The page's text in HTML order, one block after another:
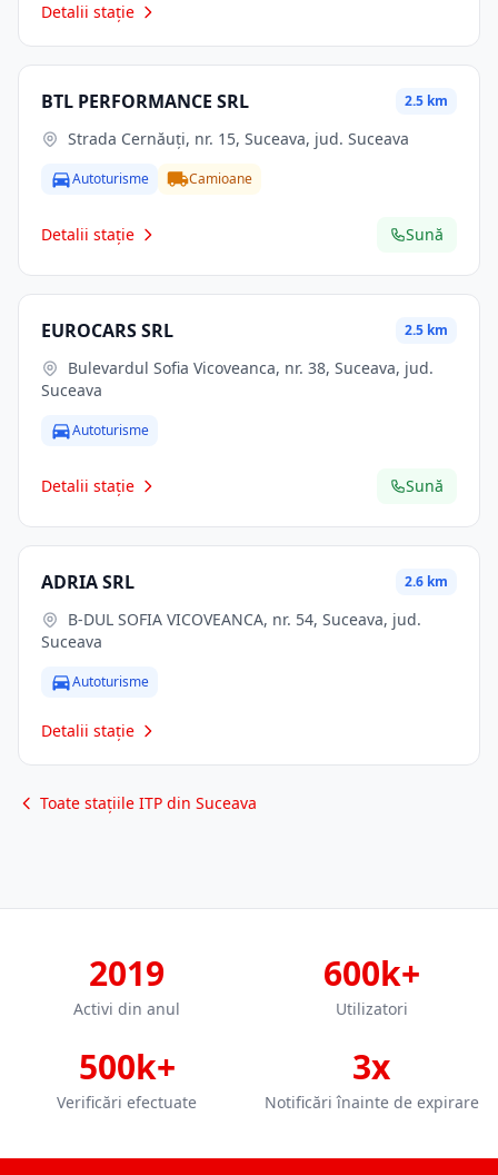
Detalii stație
BTL PERFORMANCE SRL 2.5 km
Strada Cernăuți, nr. 15, Suceava, jud. Suceava
Autoturisme Camioane
Detalii stație Sună
EUROCARS SRL 2.5 km
Suceava
Autoturisme
Detalii stație Sună
ADRIA SRL 2.6 km
Suceava
Autoturisme
Detalii stație
Toate stațiile ITP din Suceava
2019
Activi din anul
600k+
Utilizatori
500k+
Verificări efectuate
3x
Notificări înainte de expirare